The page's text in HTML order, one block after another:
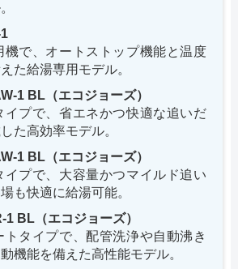
機で、オートストップ機能と温度
た給湯専用モデル。
1 BL（エコジョーズ）
イプで、省エネかつ快適な追いだ
た高効率モデル。
1 BL（エコジョーズ）
イプで、大容量かつマイルド追い
も快適に給湯可能。
1 BL（エコジョーズ）
トタイプで、配管洗浄や自動沸き
機能を備えた高性能モデル。